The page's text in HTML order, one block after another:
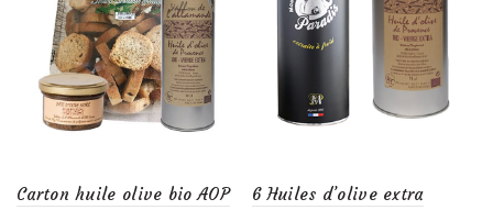
Carton huile olive bio AOP
6 Huiles d’olive extra